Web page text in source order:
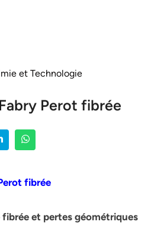
et Technologie
Perot fibrée
fibrée
fibrée et pertes géométriques